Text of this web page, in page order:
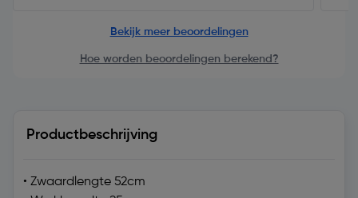
Bekijk meer beoordelingen
Hoe worden beoordelingen berekend?
Productbeschrijving
• Zwaardlengte 52cm